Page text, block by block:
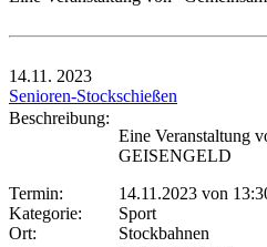
14.11. 2023
Senioren-Stockschießen
Beschreibung:
Eine Veranstaltung
GEISENGELD
Termin:
14.11.2023 von
Kategorie:
Sport
Ort:
Stockbahnen